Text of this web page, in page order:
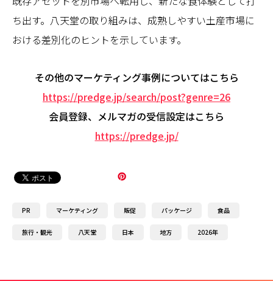
ち出す。八天堂の取り組みは、成熟しやすい土産市場に
おける差別化のヒントを示しています。
その他のマーケティング事例についてはこちら
https://predge.jp/search/post?genre=26
会員登録、メルマガの受信設定はこちら
https://predge.jp/
PR マーケティング 販促 パッケージ 食品
旅行・観光 八天堂 日本 地方 2026年